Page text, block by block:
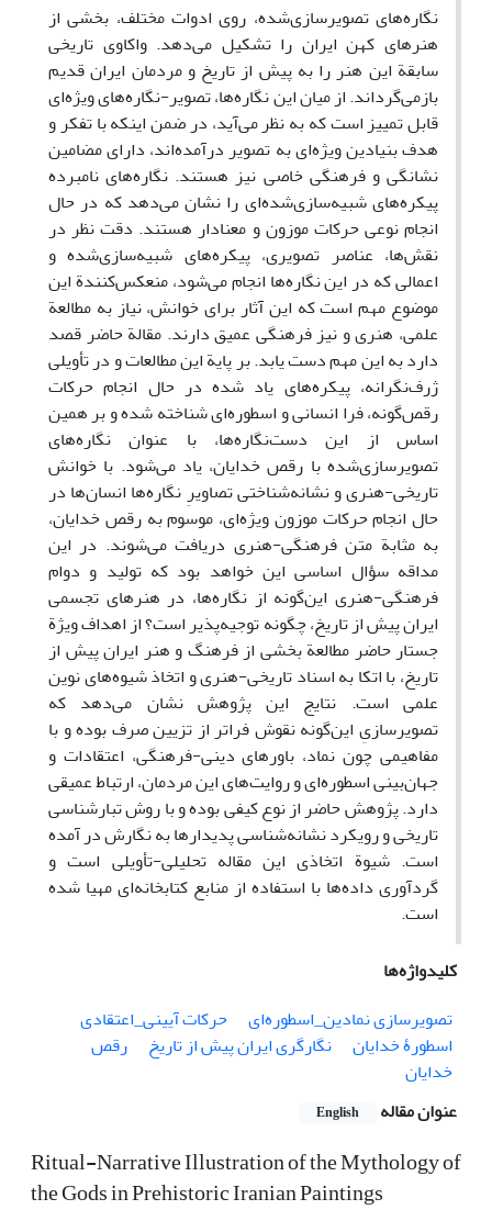
نگاره‌های تصویرسازی‌شده، روی ادوات مختلف، بخشی از
هنرهای کهن ایران را تشکیل می‌دهد. واکاوی تاریخی
سابقة این هنر را به پیش از تاریخ و مردمان ایران قدیم
بازمی‌گرداند. از میان این نگاره‌ها، تصویر-نگاره‌های ویژه‌ای
قابل تمییز است که به نظر می‌آید، در ضمن اینکه با تفکر و
هدف بنیادین ویژه‌ای به تصویر درآمده‌اند، دارای مضامین
نشانگی و فرهنگی خاصی نیز هستند. نگاره‌های نامبرده
پیکره‌های شبیه‌سازی‌شده‌ای را نشان می‌دهد که در حال
انجام نوعی حرکات موزون و معنادار‌ هستند. دقت نظر در
نقش‌ها، عناصر تصویری، پیکره‌های شبیه‌سازی‌شده و
اعمالی که در این نگاره‌ها انجام می‌شود، منعکس‌کنندة این
موضوع مهم است که این آثار برای خوانش، نیاز به مطالعة
علمی، هنری و نیز فرهنگی عمیق دارند. مقالة حاضر قصد
دارد به این مهم دست یابد. بر پایة این مطالعات و در تأویلی
ژرف‌نگرانه، پیکره‌های یاد شده در حال انجام حرکات
رقص‌گونه، فرا انسانی و اسطوره‌ای شناخته شده و بر همین
اساس از این دست‌نگاره‌ها، با عنوان نگاره‌های
تصویرسازی‌شده با رقص خدایان، یاد می‌شود. با خوانش
تاریخی-هنری و نشانه‌شناختی تصاویرِ نگاره‌ها انسان‌‌ها در
حال انجام حرکات موزون ویژه‌ای، موسوم به رقص خدایان،
به مثابة متن فرهنگی-هنری دریافت می‌شوند. در این
مداقه سؤال اساسی این خواهد بود که تولید و دوام
فرهنگی-هنری این‌گونه از نگاره‌ها، در هنرهای تجسمی
ایران پیش از تاریخ، چگونه توجیه‌پذیر است؟ از اهداف ویژة
جستار حاضر مطالعة بخشی از فرهنگ و هنر ایران پیش از
تاریخ، با اتکا به اسناد تاریخی-هنری و اتخاذ شیوه‌های نوین
علمی است. نتایج این پژوهش نشان می‌دهد که
تصویرسازیِ این‌گونه نقوش فراتر از تزیین صرف بوده و با
مفاهیمی چون نماد، باورهای دینی-فرهنگی، اعتقادات و
جهان‌بینی اسطوره‌ای و روایت‌های این مردمان، ارتباط عمیقی
دارد. پژوهش حاضر از نوع کیفی بوده و با روش تبارشناسی
تاریخی و رویکرد نشانه‌شناسی پدیدارها به نگارش در آمده
است. شیوة اتخاذی این مقاله تحلیلی-تأویلی است و
گردآوری داده‌ها با استفاده از منابع کتابخانه‌ای مهیا شده
است.
کلیدواژه‌ها
تصویرسازی نمادین_اسطوره‌ای
حرکات آیینی_اعتقادی
اسطورۀ خدایان
نگارگری ایران پیش از تاریخ
رقص
خدایان
عنوان مقاله
English
Ritual-Narrative Illustration of the Mythology of
the Gods in Prehistoric Iranian Paintings